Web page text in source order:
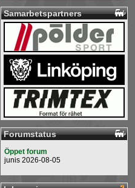
Samarbetspartners
Forumstatus
Öppet forum
junis 2026-08-05